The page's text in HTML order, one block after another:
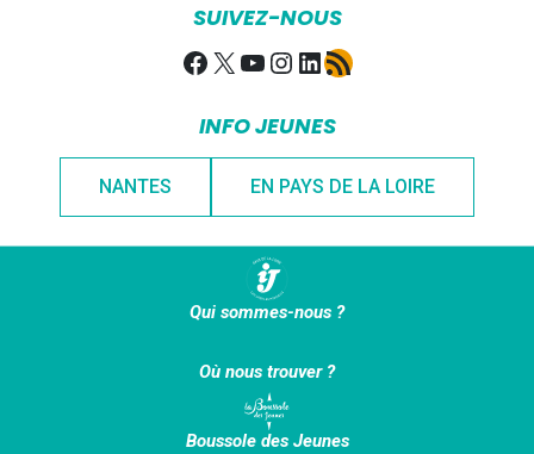
SUIVEZ-NOUS
Facebook
X YouTube
Instagram
LinkedIn
Flux RSS
INFO JEUNES
NANTES EN PAYS DE LA LOIRE
Qui sommes-nous ?
Où nous trouver ?
Boussole des Jeunes